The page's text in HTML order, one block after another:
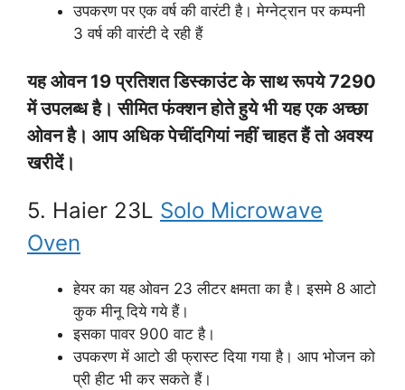
उपकरण पर एक वर्ष की वारंटी है। मेग्नेट्रान पर कम्पनी
3 वर्ष की वारंटी दे रही हैं
यह ओवन 19 प्रतिशत डिस्काउंट के साथ रूपये 7290
में उपलब्ध है। सीमित फंक्शन होते हुये भी यह एक अच्छा
ओवन है। आप अधिक पेचींदगियां नहीं चाहत हैं तो अवश्य
खरीदें।
5. Haier 23L Solo Microwave
Oven
हेयर का यह ओवन 23 लीटर क्षमता का है। इसमे 8 आटो
कुक मीनू दिये गये हैं।
इसका पावर 900 वाट है।
उपकरण में आटो डी फ्रास्ट दिया गया है। आप भोजन को
प्री हीट भी कर सकते हैं।